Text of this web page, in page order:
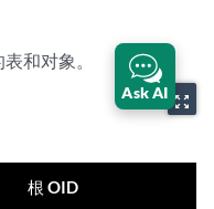
和对象。
zoom_out_map
根 OID
Ask AI